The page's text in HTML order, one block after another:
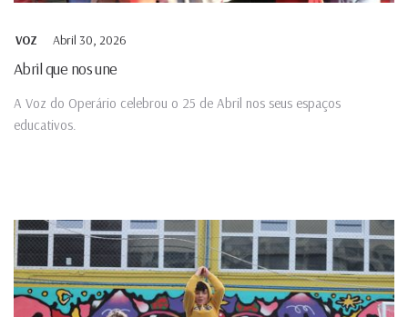
VOZ Abril 30, 2026
Abril que nos une
A Voz do Operário celebrou o 25 de Abril nos seus espaços
educativos.